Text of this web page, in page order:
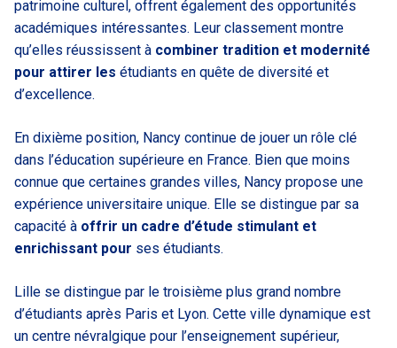
patrimoine culturel, offrent également des opportunités
académiques intéressantes. Leur classement montre
qu’elles réussissent à combiner tradition et modernité
pour attirer les étudiants en quête de diversité et
d’excellence.
En dixième position, Nancy continue de jouer un rôle clé
dans l’éducation supérieure en France. Bien que moins
connue que certaines grandes villes, Nancy propose une
expérience universitaire unique. Elle se distingue par sa
capacité à offrir un cadre d’étude stimulant et
enrichissant pour ses étudiants.
Lille se distingue par le troisième plus grand nombre
d’étudiants après Paris et Lyon. Cette ville dynamique est
un centre névralgique pour l’enseignement supérieur,